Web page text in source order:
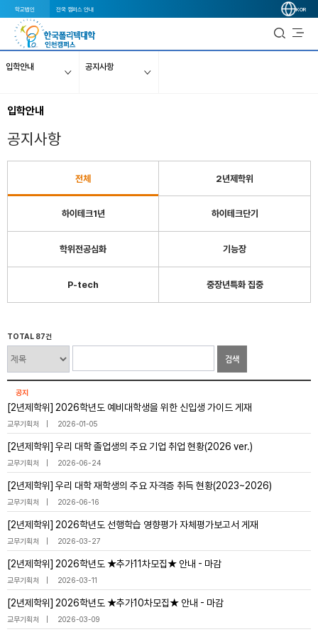
학교법인 전국 캠퍼스 안내 KOR
입학안내 공지사항
입학안내
공지사항
전체 2년제학위
하이테크1년 하이테크단기
학위전공심화 기능장
P-tech 중장년특화 집중
TOTAL 87건
검색
공지
[2년제학위] 2026학년도 예비대학생을 위한 신입생 가이드 게재
교무기획처 2026-01-05
[2년제학위] 우리 대학 졸업생의 주요 기업 취업 현황(2026 ver.)
교무기획처 2026-06-24
[2년제학위] 우리 대학 재학생의 주요 자격증 취득 현황(2023~2026)
교무기획처 2026-06-16
[2년제학위] 2026학년도 선행학습 영향평가 자체평가보고서 게재
교무기획처 2026-03-27
[2년제학위] 2026학년도 ★추가11차모집★ 안내 - 마감
교무기획처 2026-03-11
[2년제학위] 2026학년도 ★추가10차모집★ 안내 - 마감
교무기획처 2026-03-09